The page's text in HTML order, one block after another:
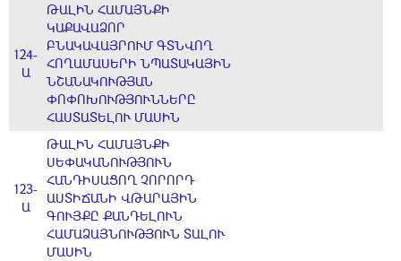
124-
Ա
ԹԱԼԻՆ ՀԱՄԱՅՆՔԻ
ԿԱՔԱՎԱՁՈՐ
ԲՆԱԿԱՎԱՅՐՈՒՄ ԳՏՆՎՈՂ
ՀՈՂԱՄԱՍԵՐԻ ՆՊԱՏԱԿԱՅԻՆ
ՆՇԱՆԱԿՈՒԹՅԱՆ
ՓՈՓՈԽՈՒԹՅՈՒՆՆԵՐԸ
ՀԱՍՏԱՏԵԼՈՒ ՄԱՍԻՆ
123-
Ա
ԹԱԼԻՆ ՀԱՄԱՅՆՔԻ
ՍԵՓԱԿԱՆՈՒԹՅՈՒՆ
ՀԱՆԴԻՍԱՑՈՂ ՉՈՐՈՐԴ
ԱՍՏԻՃԱՆԻ ՎԹԱՐԱՅԻՆ
ԳՈՒՅՔԸ ՔԱՆԴԵԼՈՒՆ
ՀԱՄԱՁԱՅՆՈՒԹՅՈՒՆ ՏԱԼՈՒ
ՄԱՍԻՆ